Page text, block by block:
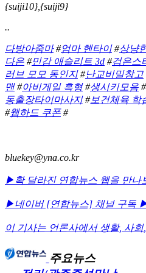
{suiji10},{suiji9}
..
다방아줌마#엄마 헨타이#상냥
다은 #민감 애슬리트 3d #검은스
러브 모모 동인지#난교비밀창고
맨#아비게일 흑형#생시키모음 #
동출장타이마사지#보건체육 학
#웹하드 쿠폰#
bluekey@yna.co.kr
▶확 달라진 연합뉴스 웹을 만나
▶네이버 [연합뉴스] 채널 구독
이 기사는 언론사에서 생활, 사회,
주요뉴스